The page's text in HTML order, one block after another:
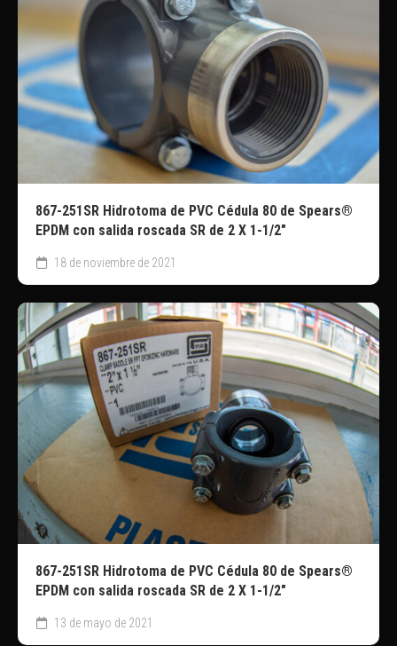
867-251SR Hidrotoma de PVC Cédula 80 de Spears®
EPDM con salida roscada SR de 2 X 1-1/2″
18 de noviembre de 2021
867-251SR Hidrotoma de PVC Cédula 80 de Spears®
EPDM con salida roscada SR de 2 X 1-1/2″
13 de mayo de 2021